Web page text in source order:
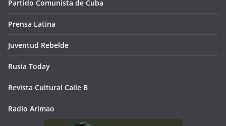
Partido Comunista de Cuba
Prensa Latina
Juventud Rebelde
Rusia Today
Revista Cultural Calle B
Radio Arimao